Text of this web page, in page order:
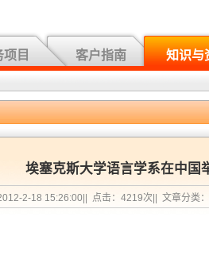
项目 客户指南 知识与
埃塞克斯大学语言学系在中国
2-18 15:26:00|| 点击：4219次|| 文章分类：